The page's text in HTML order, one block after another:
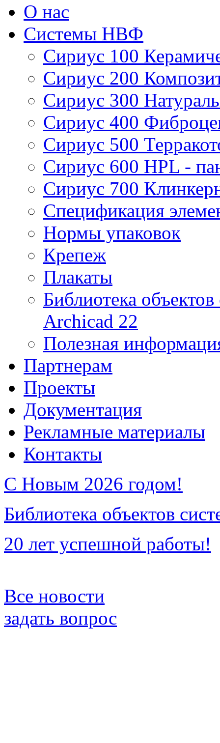
О нас
Системы НВФ
Сириус 100
Сириус 200
Сириус 300
Сириус 400
Сириус 500
Сириус 600 HPL -
Сириус 700
Спецификация
Нормы упаковок
Крепеж
Плакаты
Библиотека
Archicad 22
Полезная
Партнерам
Проекты
Документация
Рекламные материалы
Контакты
С Новым 2026 годом!
Библиотека объектов
20 лет успешной работы!
Все новости
задать вопрос